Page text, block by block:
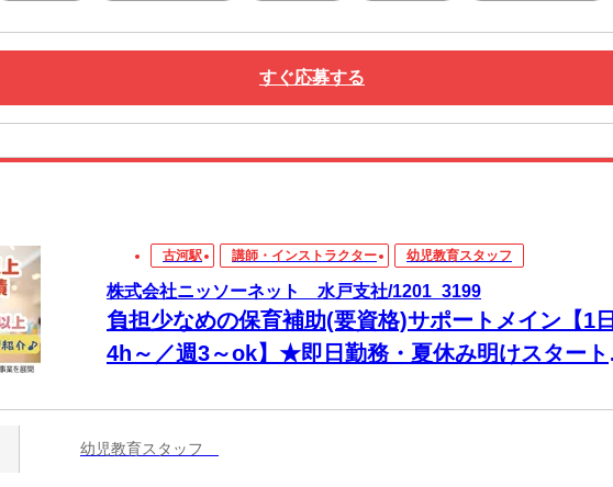
すぐ応募する
古河駅 講師・インストラクター 幼児教育スタッフ
株式会社ニッソーネット 水戸支社/1201_3199
負担少なめの保育補助(要資格)サポートメイン【1日
4h～／週3～ok】★即日勤務・夏休み明けスタート
幼児教育スタッフ